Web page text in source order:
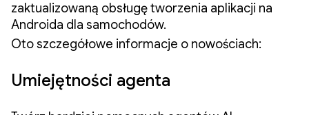
zaktualizowaną obsługę tworzenia aplikacji na
Androida dla samochodów.
Oto szczegółowe informacje o nowościach:
Umiejętności agenta